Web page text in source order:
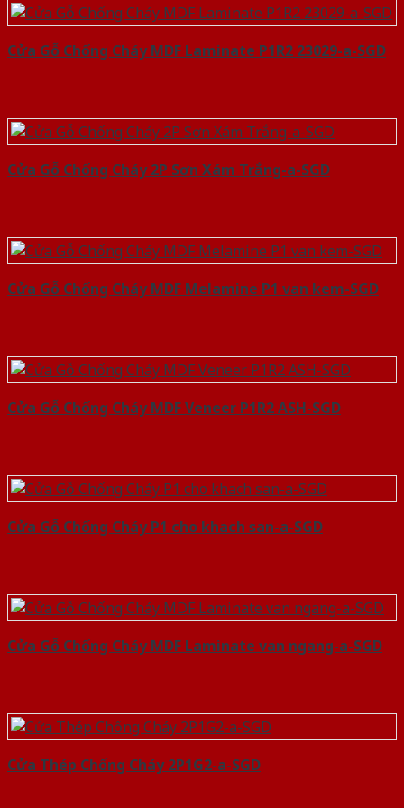
Cửa Gỗ Chống Cháy MDF Laminate P1R2 23029-a-SGD
Cửa Gỗ Chống Cháy 2P Sơn Xám Trắng-a-SGD
Cửa Gỗ Chống Cháy MDF Melamine P1 van kem-SGD
Cửa Gỗ Chống Cháy MDF Veneer P1R2 ASH-SGD
Cửa Gỗ Chống Cháy P1 cho khach san-a-SGD
Cửa Gỗ Chống Cháy MDF Laminate van ngang-a-SGD
Cửa Thép Chống Cháy 2P1G2-a-SGD